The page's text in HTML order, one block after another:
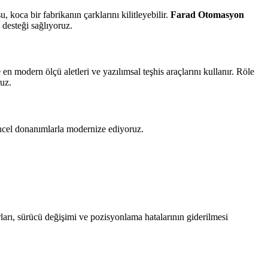
koca bir fabrikanın çarklarını kilitleyebilir. Farad Otomasyon
sağlıyoruz.
modern ölçü aletleri ve yazılımsal teşhis araçlarını kullanır. Röle
donanımlarla modernize ediyoruz.
sürücü değişimi ve pozisyonlama hatalarının giderilmesi